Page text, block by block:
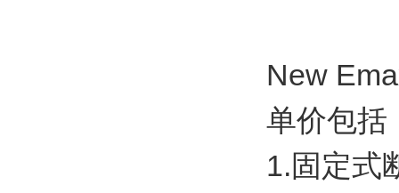
New
单价
1.固定